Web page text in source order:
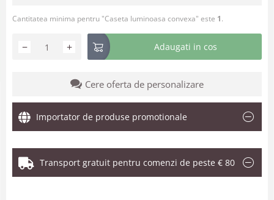
Cantitatea minima pentru "Caseta luminoasa convexa" este 1.
+
− Adaugati in cos
Cere oferta de personalizare
Importator de produse promotionale
Transport gratuit pentru comenzi de peste € 80